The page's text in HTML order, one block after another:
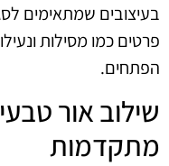
בעיצובים שמתאימים
פרטים כמו מסילות
הפתחים.
שילוב אור
מתקדמות